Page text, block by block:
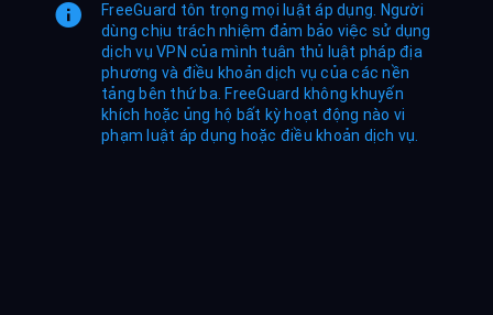
FreeGuard tôn trọng mọi luật áp dụng. Người
dùng chịu trách nhiệm đảm bảo việc sử dụng
dịch vụ VPN của mình tuân thủ luật pháp địa
phương và điều khoản dịch vụ của các nền
tảng bên thứ ba. FreeGuard không khuyến
khích hoặc ủng hộ bất kỳ hoạt động nào vi
phạm luật áp dụng hoặc điều khoản dịch vụ.